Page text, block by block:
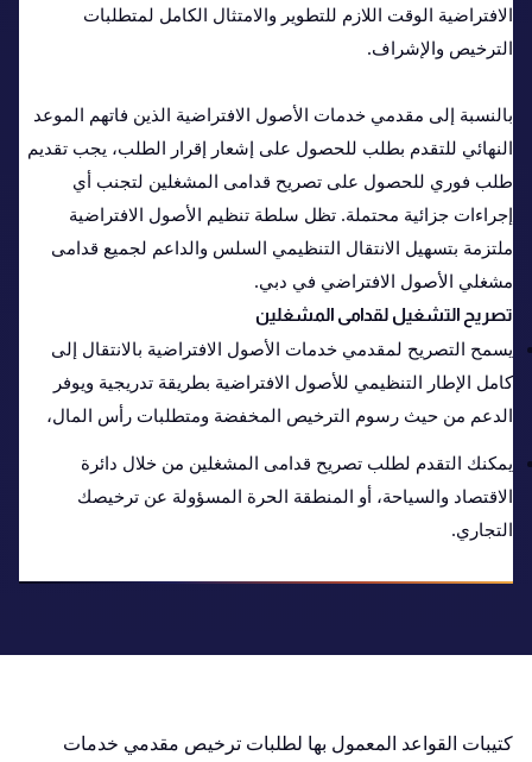
الافتراضية الوقت اللازم للتطوير والامتثال الكامل لمتطلبات
الترخيص والإشراف.
بالنسبة إلى مقدمي خدمات الأصول الافتراضية الذين فاتهم الموعد
النهائي للتقدم بطلب للحصول على إشعار إقرار الطلب، يجب تقديم
طلب فوري للحصول على تصريح قدامى المشغلين لتجنب أي
إجراءات جزائية محتملة. تظل سلطة تنظيم الأصول الافتراضية
ملتزمة بتسهيل الانتقال التنظيمي السلس والداعم لجميع قدامى
مشغلي الأصول الافتراضي في دبي.
تصريح التشغيل لقدامى المشغلين
يسمح التصريح لمقدمي خدمات الأصول الافتراضية بالانتقال إلى
كامل الإطار التنظيمي للأصول الافتراضية بطريقة تدريجية ويوفر
الدعم من حيث رسوم الترخيص المخفضة ومتطلبات رأس المال،
يمكنك التقدم لطلب تصريح قدامى المشغلين من خلال دائرة
الاقتصاد والسياحة، أو المنطقة الحرة المسؤولة عن ترخيصك
التجاري.
كتيبات القواعد المعمول بها لطلبات ترخيص مقدمي خدمات